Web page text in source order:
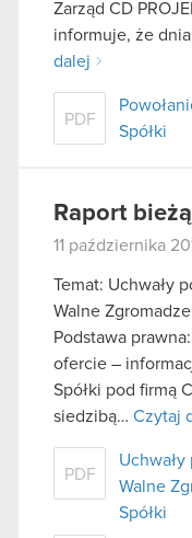
Zarząd CD
informuje, że dnia
dalej
PDF
Spółki
Raport
11 października
Temat: Uchwały
Walne
Podstawa
ofercie –
Spółki pod firmą
siedzibą… Czytaj
PDF
Walne
Spółki